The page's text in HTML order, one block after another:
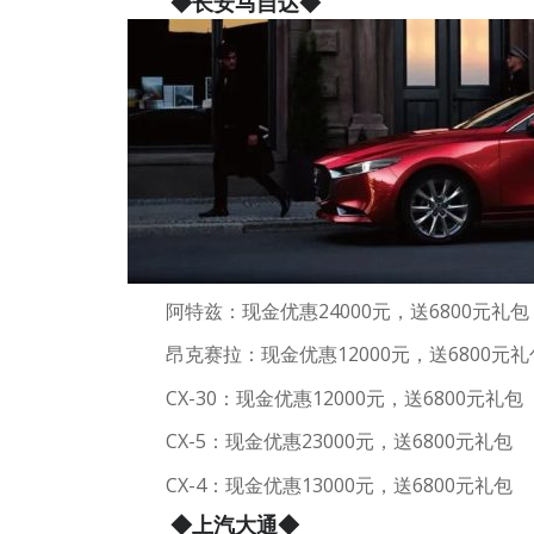
阿特兹：现金优惠24000元，送6800元礼包
昂克赛拉：现金优惠12000元，送6800元礼
CX-30：现金优惠12000元，送6800元礼包
CX-5：现金优惠23000元，送6800元礼包
CX-4：现金优惠13000元，送6800元礼包
◆上汽大通◆